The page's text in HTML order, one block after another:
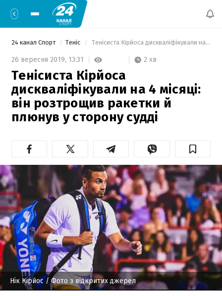
24 канал Спорт Теніс Тенісиста Кірйоса дискваліфікували на 4 місяці: він розтрощив ракетки й плюнув у сторону судді
26 вересня 2019, 13:31 2 хв
Тенісиста Кірйоса
дискваліфікували на 4 місяці:
він розтрощив ракетки й
плюнув у сторону судді
Нік Кірйос/ Фото з відкритих джерел